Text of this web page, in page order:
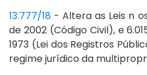
13.777/18 - Altera as Leis n
de 2002 (Código Civil), e
1973 (Lei dos Registros
regime jurídico da